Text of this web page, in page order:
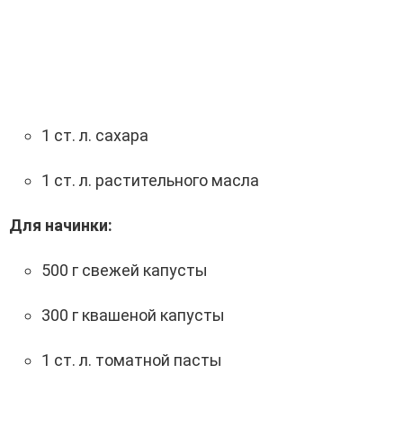
1 ст. л. сахара
1 ст. л. растительного масла
Для начинки:
500 г свежей капусты
300 г квашеной капусты
1 ст. л. томатной пасты